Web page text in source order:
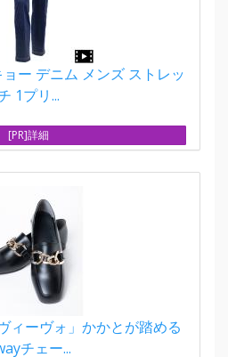
ー デニム メンズ ストレッ
1プリ...
[PR]詳細
ィーヴォ」かかとが踏める
チェー...